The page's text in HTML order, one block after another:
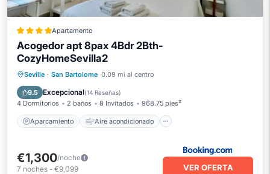
Apartamento
Acogedor apt 8pax 4Bdr 2Bth-
CozyHomeSevilla2
Seville · San Bartolome 0.09 mi al centro
9.5 Excepcional(14 Reseñas)
4 Dormitorios 2 baños 8 Invitados 968.75 pies²
Aparcamiento Aire acondicionado
Aparcamiento
Aire acondicionado
Internet
Apto para niños
€1,300/noche
7 noches - €9,099 VER OFERTA